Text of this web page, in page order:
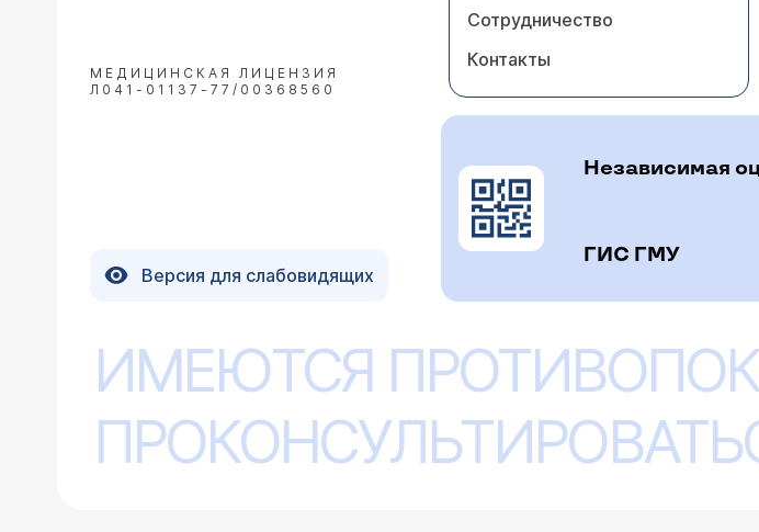
МЕДИЦИНСКАЯ ЛИЦЕНЗИЯ
Л041-01137-77/00368560
Сотрудничество
Контакты
Версия для слабовидящих
Независимая
ГИС ГМУ
ИМЕЮТСЯ